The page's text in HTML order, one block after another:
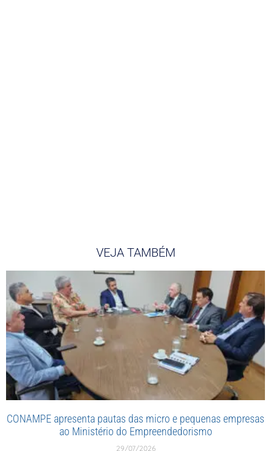
VEJA TAMBÉM
CONAMPE apresenta pautas das micro e pequenas empresas
ao Ministério do Empreendedorismo
29/07/2026